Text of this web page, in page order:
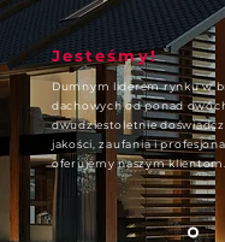
Jesteśmy!
Dumnym liderem rynku w
dachowych od ponad
dwudziestoletnie
jakości, zaufania i
oferujemy naszym klientom.